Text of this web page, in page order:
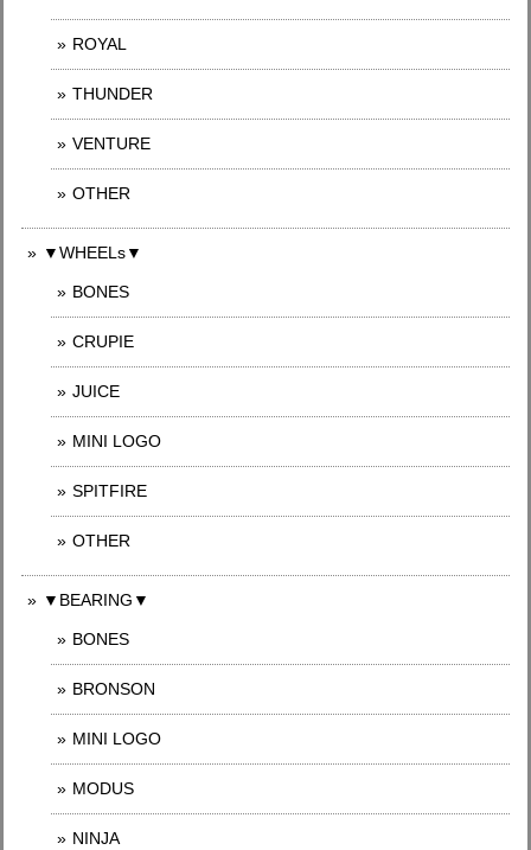
ROYAL
THUNDER
VENTURE
OTHER
▼WHEELs▼
BONES
CRUPIE
JUICE
MINI LOGO
SPITFIRE
OTHER
▼BEARING▼
BONES
BRONSON
MINI LOGO
MODUS
NINJA